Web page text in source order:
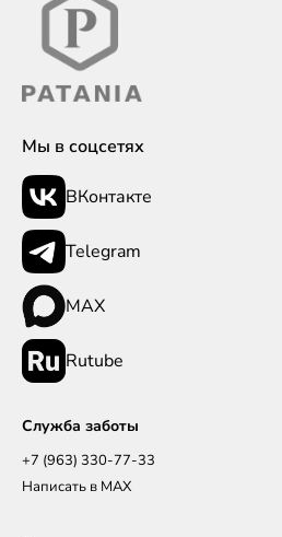
Мы в соцсетях
ВКонтакте
Telegram
MAX
Rutube
Служба заботы
+7 (963) 330-77-33
Написать в MAX